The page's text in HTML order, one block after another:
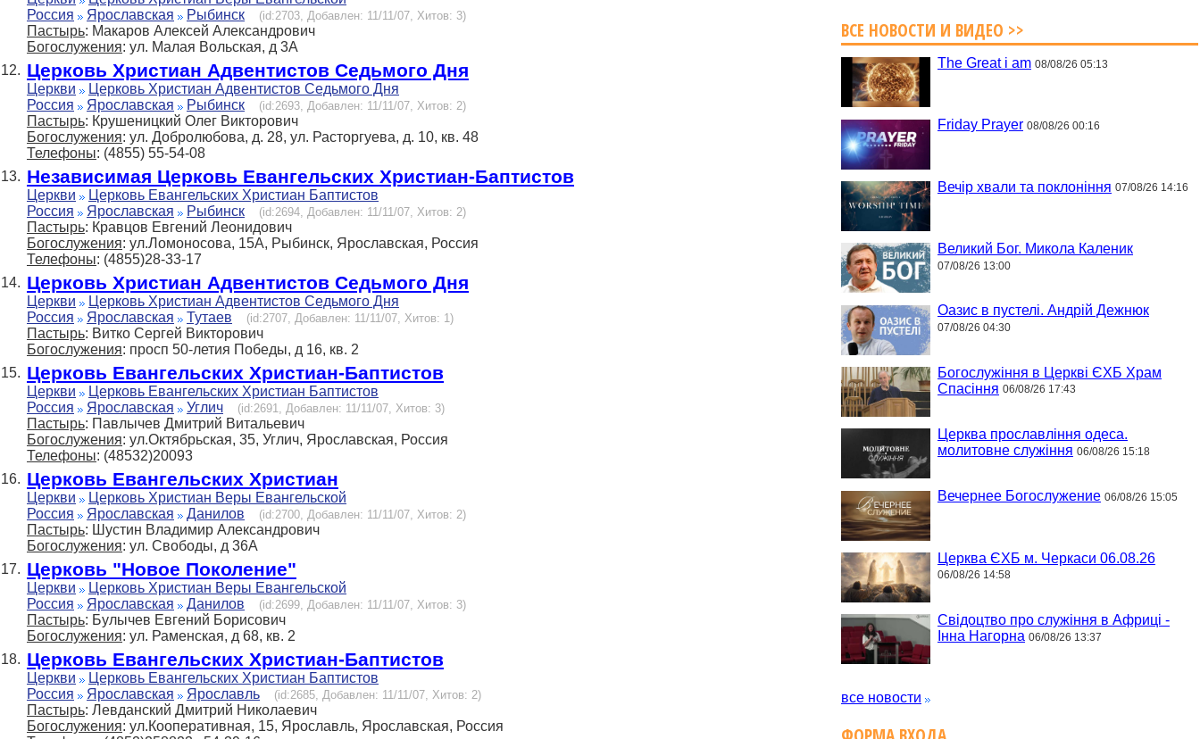
Россия
Ярославская Рыбинск (id:2703, Добавлен: 11/11/07, Хитов: 3)
Пастырь: Макаров Алексей Александрович
Богослужения: ул. Малая Вольская, д 3А
12. Церковь Христиан Адвентистов Седьмого Дня
Церкви
Церковь Христиан Адвентистов Седьмого Дня
Россия
Ярославская Рыбинск (id:2693, Добавлен: 11/11/07, Хитов: 2)
Пастырь: Крушеницкий Олег Викторович
Богослужения: ул. Добролюбова, д. 28, ул. Расторгуева, д. 10, кв. 48
Телефоны: (4855) 55-54-08
13. Независимая Церковь Евангельских Христиан-Баптистов
Церкви
Церковь Евангельских Христиан Баптистов
Россия
Ярославская Рыбинск (id:2694, Добавлен: 11/11/07, Хитов: 2)
Пастырь: Кравцов Евгений Леонидович
Богослужения: ул.Ломоносова, 15А, Рыбинск, Ярославская, Россия
Телефоны: (4855)28-33-17
14. Церковь Христиан Адвентистов Седьмого Дня
Церкви
Церковь Христиан Адвентистов Седьмого Дня
Россия
Ярославская Тутаев (id:2707, Добавлен: 11/11/07, Хитов: 1)
Пастырь: Витко Сергей Викторович
Богослужения: просп 50-летия Победы, д 16, кв. 2
15. Церковь Евангельских Христиан-Баптистов
Церкви
Церковь Евангельских Христиан Баптистов
Россия
Ярославская Углич (id:2691, Добавлен: 11/11/07, Хитов: 3)
Пастырь: Павлычев Дмитрий Витальевич
Богослужения: ул.Октябрьская, 35, Углич, Ярославская, Россия
Телефоны: (48532)20093
16. Церковь Евангельских Христиан
Церкви
Церковь Христиан Веры Евангельской
Россия
Ярославская Данилов (id:2700, Добавлен: 11/11/07, Хитов: 2)
Пастырь: Шустин Владимир Александрович
Богослужения: ул. Свободы, д 36А
17. Церковь "Новое Поколение"
Церкви
Церковь Христиан Веры Евангельской
Россия
Ярославская Данилов (id:2699, Добавлен: 11/11/07, Хитов: 3)
Пастырь: Булычев Евгений Борисович
Богослужения: ул. Раменская, д 68, кв. 2
18. Церковь Евангельских Христиан-Баптистов
Церкви
Церковь Евангельских Христиан Баптистов
Россия
Ярославская Ярославль (id:2685, Добавлен: 11/11/07, Хитов: 2)
Пастырь: Левданский Дмитрий Николаевич
Богослужения: ул.Кооперативная, 15, Ярославль, Ярославская, Россия
ВСЕ НОВОСТИ И ВИДЕО >>
The Great i am 08/08/26 05:13
Friday Prayer 08/08/26 00:16
Вечір хвали та поклоніння 07/08/26 14:16
Великий Бог. Микола Каленик
07/08/26 13:00
Оазис в пустелі. Андрій Дежнюк
07/08/26 04:30
Богослужіння в Церкві ЄХБ Храм
Спасіння 06/08/26 17:43
Церква прославління одеса.
молитовне служіння 06/08/26 15:18
Вечернее Богослужение 06/08/26 15:05
Церква ЄХБ м. Черкаси 06.08.26
06/08/26 14:58
Свідоцтво про служіння в Африці -
Інна Нагорна 06/08/26 13:37
все новости